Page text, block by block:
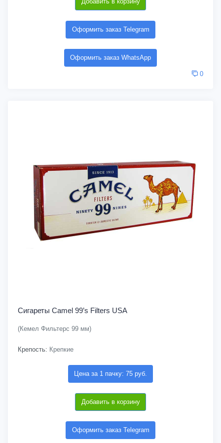
Оформить заказ Telegram
Оформить заказ WhatsApp
0
Сигареты Camel 99’s Filters USA
(Кемел Фильтерс 99 мм)
Крепость: Крепкие
Цена за 1 пачку: 75 руб.
Добавить в корзину
Оформить заказ Telegram